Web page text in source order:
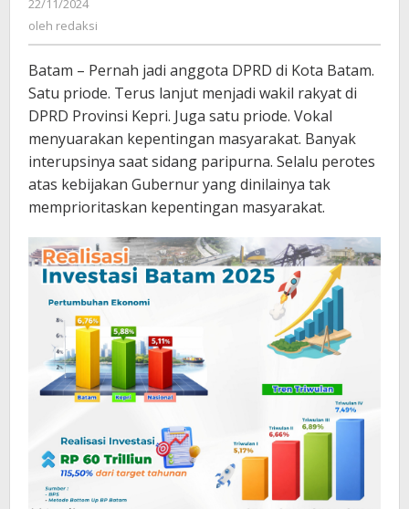
22/11/2024
redaksi
oleh redaksi
Batam – Pernah jadi anggota DPRD di Kota Batam.
Satu priode. Terus lanjut menjadi wakil rakyat di
DPRD Provinsi Kepri. Juga satu priode. Vokal
menyuarakan kepentingan masyarakat. Banyak
interupsinya saat sidang paripurna. Selalu perotes
atas kebijakan Gubernur yang dinilainya tak
memprioritaskan kepentingan masyarakat.